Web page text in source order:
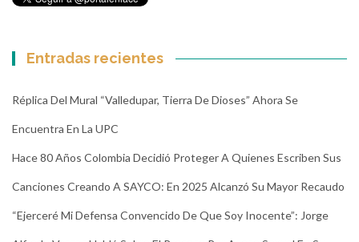
Entradas recientes
Réplica Del Mural “Valledupar, Tierra De Dioses” Ahora Se
Encuentra En La UPC
Hace 80 Años Colombia Decidió Proteger A Quienes Escriben Sus
Canciones Creando A SAYCO: En 2025 Alcanzó Su Mayor Recaudo
“Ejerceré Mi Defensa Convencido De Que Soy Inocente”: Jorge